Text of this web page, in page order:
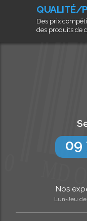
QUALITÉ/
Des prix
des produits de
09
Nos
Lun-Jeu de